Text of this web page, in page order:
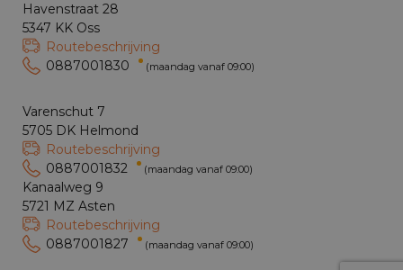
Havenstraat 28
5347 KK Oss
Routebeschrijving
0887001830
(maandag vanaf 09:00)
Varenschut 7
5705 DK Helmond
Routebeschrijving
0887001832
(maandag vanaf 09:00)
Kanaalweg 9
5721 MZ Asten
Routebeschrijving
0887001827
(maandag vanaf 09:00)